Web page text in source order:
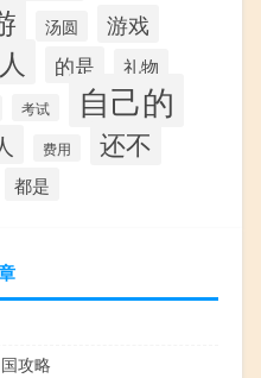
汤圆 游戏
的是
礼物
考试 自己的
费用 还不
都是
攻略